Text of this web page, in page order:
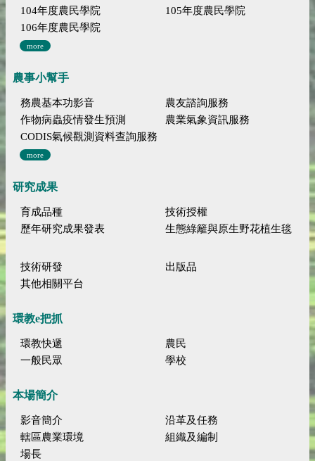
104年度農民學院
105年度農民學院
106年度農民學院
more
農事小幫手
務農基本功影音
農友諮詢服務
作物病蟲疫情發生預測
農業氣象資訊服務
CODIS氣候觀測資料查詢服務
more
研究成果
育成品種
技術授權
歷年研究成果發表
生態綠籬與原生野花植生毯
技術研發
出版品
其他相關平台
環教e把抓
環教快遞
農民
一般民眾
學校
本場簡介
影音簡介
沿革及任務
轄區農業環境
組織及編制
場長